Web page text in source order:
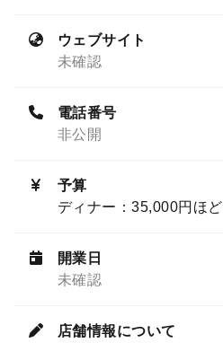
ウェブサイト
未確認
電話番号
非公開
予算
ディナー：35,000円ほど
開業日
未確認
店舗情報について